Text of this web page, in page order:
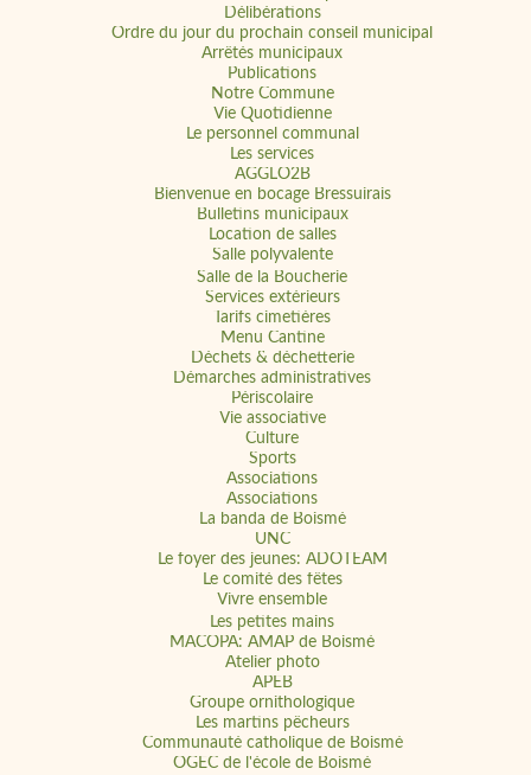
Délibérations
Ordre du jour du prochain conseil municipal
Arrêtés municipaux
Publications
Notre Commune
Vie Quotidienne
Le personnel communal
Les services
AGGLO2B
Bienvenue en bocage Bressuirais
Bulletins municipaux
Location de salles
Salle polyvalente
Salle de la Boucherie
Services extérieurs
Tarifs cimetières
Menu Cantine
Déchets & déchetterie
Démarches administratives
Périscolaire
Vie associative
Culture
Sports
Associations
Associations
La banda de Boismé
UNC
Le foyer des jeunes: ADOTEAM
Le comité des fêtes
Vivre ensemble
Les petites mains
MACOPA: AMAP de Boismé
Atelier photo
APEB
Groupe ornithologique
Les martins pêcheurs
Communauté catholique de Boismé
OGEC de l'école de Boismé